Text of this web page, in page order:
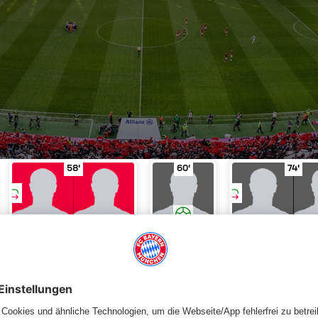
in Spielminute 45'
Sahin in Spielminute 53'
Wechsel Kroos für Luiz Gustavo in Spielminute
58' Tor! Hummels in
60' 74'